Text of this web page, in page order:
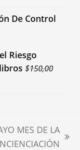
era:
De Control
Riesgo
$150,00
MES DE LA